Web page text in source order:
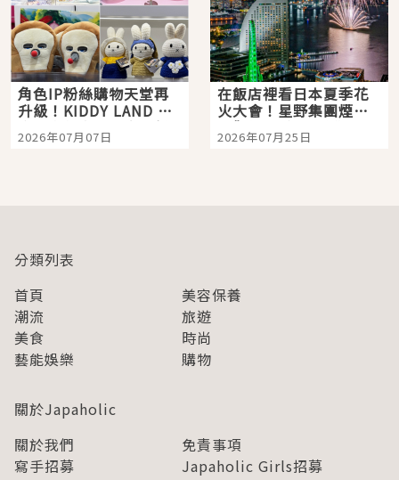
角色IP粉絲購物天堂再
升級！KIDDY LAND 原
宿店吉伊卡哇迎客，新
開幕 OMOKADO 店3分
2026年07月07日
在飯店裡看日本夏季花
火大會！星野集團煙火
景觀飯店6選，讓你不用
人擠人悠閒欣賞
2026年07月25日
分類列表
首頁
美容保養
潮流
旅遊
美食
時尚
藝能娛樂
購物
關於Japaholic
關於我們
免責事項
寫手招募
Japaholic Girls招募